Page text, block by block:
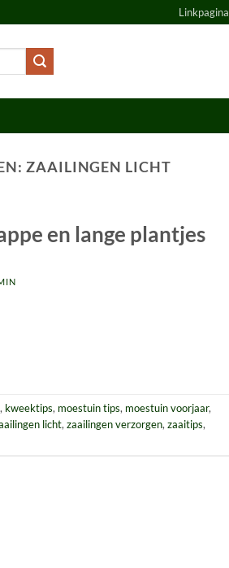
Linkpagina
ZAAILINGEN LICHT
en lange plantjes
, kweektips, moestuin tips, moestuin voorjaar,
licht, zaailingen verzorgen, zaaitips,